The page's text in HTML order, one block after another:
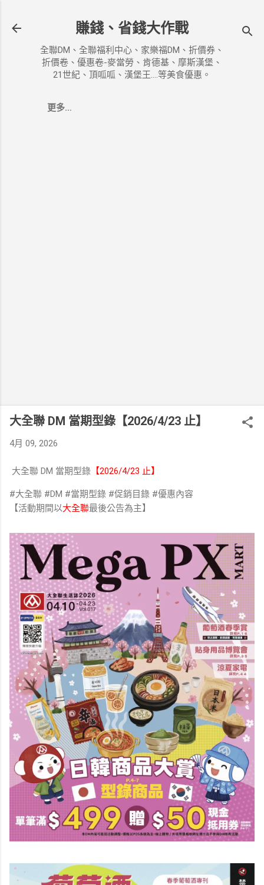
賺錢、省錢大作戰
全聯DM、全聯福利中心、家樂福DM、折價券、
折價卷、優惠卷-麥當勞、肯德基、摩斯漢堡、
21世紀、頂呱呱、漢堡王....等美食優惠。
更多…
大全聯 DM 當期型錄【2026/4/23 止】
4月 09, 2026
大全聯 DM 當期型錄 【2026/4/23 止】
#大全聯 #DM #當期型錄 #促銷目錄 #優惠內容
【活動期間以大全聯最後公告為主】